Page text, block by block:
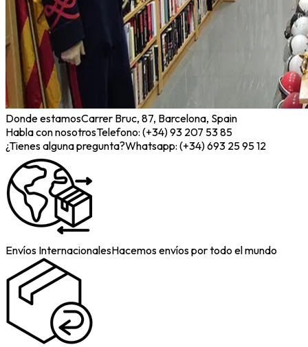
Donde estamosCarrer Bruc, 87, Barcelona, Spain
Habla con nosotrosTelefono: (+34) 93 207 53 85
¿Tienes alguna pregunta?Whatsapp: (+34) 693 25 95 12
Envíos InternacionalesHacemos envíos por todo el mundo